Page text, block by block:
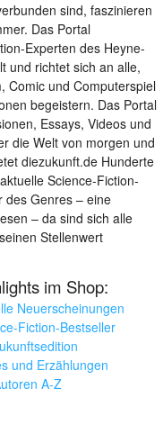
sind, faszinieren
Das Portal
Experten des Heyne-
und richtet sich an alle,
Comic und Computerspiel
begeistern. Das Portal
Essays, Videos und
die Welt von morgen und
diezukunft.de Hunderte
Science-Fiction-
des Genres – eine
– da sind sich alle
Stellenwert
im Shop:
Neuerscheinungen
Fiction-Bestseller
und Erzählungen
A-Z